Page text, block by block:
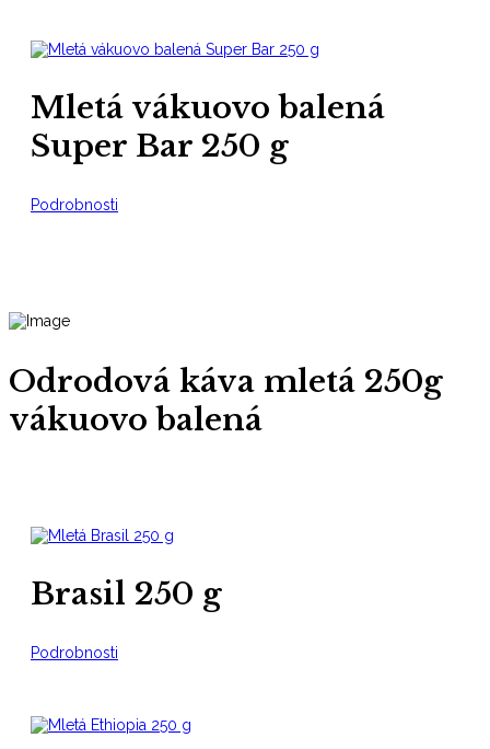
Mletá vákuovo balená
Super Bar 250 g
Podrobnosti
Odrodová káva mletá 250g
vákuovo balená
Brasil 250 g
Podrobnosti